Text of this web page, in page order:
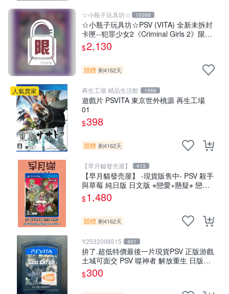
☆小瓶子玩具坊☆ 10088
☆小瓶子玩具坊☆PSV (VITA) 全新未拆封
卡匣--犯罪少女2《Criminal Girls 2》限定
版 (日版)
$2,130
競標 剩4162天
人氣賣家 再生工場 精品生活館 1566
遊戲片 PSVITA 東京世外桃源 再生工場
01
$398
競標 剩4162天
【早月貓發売屋】 413
【早月貓發売屋】 -現貨販售中- PSV 殺手
與草莓 純日版 日文版 ※戀愛×懸疑※ 戀愛
ADV遊戲
$1,480
競標 剩4162天
Y2532098515 401
拚了.超低特價最後一片現貨PSV 正版游戲
土城可面交 PSV 噬神者 解放重生 日版
【9成新】✪裸片 二手九成新~
$300